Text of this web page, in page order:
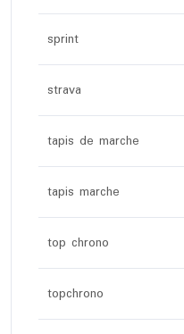
sprint
strava
tapis de marche
tapis marche
top chrono
topchrono